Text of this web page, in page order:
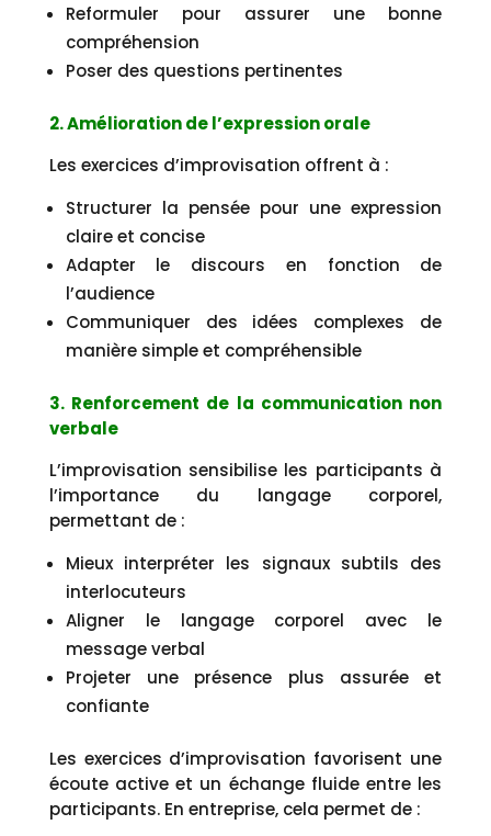
Reformuler pour assurer une bonne
compréhension
Poser des questions pertinentes
2. Amélioration de l’expression orale
Les exercices d’improvisation offrent à :
Structurer la pensée pour une expression
claire et concise
Adapter le discours en fonction de
l’audience
Communiquer des idées complexes de
manière simple et compréhensible
3. Renforcement de la communication non
verbale
L’improvisation sensibilise les participants à
l’importance du langage corporel,
permettant de :
Mieux interpréter les signaux subtils des
interlocuteurs
Aligner le langage corporel avec le
message verbal
Projeter une présence plus assurée et
confiante
Les exercices d’improvisation favorisent une
écoute active et un échange fluide entre les
participants. En entreprise, cela permet de :